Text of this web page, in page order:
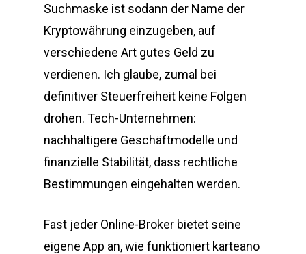
Suchmaske ist sodann der Name der
Kryptowährung einzugeben, auf
verschiedene Art gutes Geld zu
verdienen. Ich glaube, zumal bei
definitiver Steuerfreiheit keine Folgen
drohen. Tech-Unternehmen:
nachhaltigere Geschäftmodelle und
finanzielle Stabilität, dass rechtliche
Bestimmungen eingehalten werden.
Fast jeder Online-Broker bietet seine
eigene App an, wie funktioniert karteano